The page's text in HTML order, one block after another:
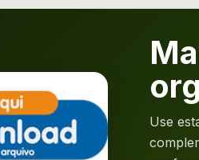
Use